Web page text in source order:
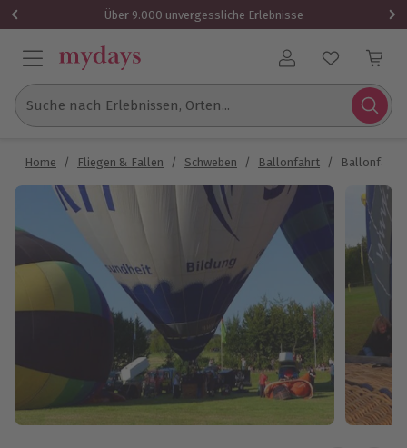
Über 9.000 unvergessliche Erlebnisse
Benutzerkonto
Suche nach Erlebnissen, Orten...
Home / Fliegen & Fallen / Schweben / Ballonfahrt / Ballonfahrt